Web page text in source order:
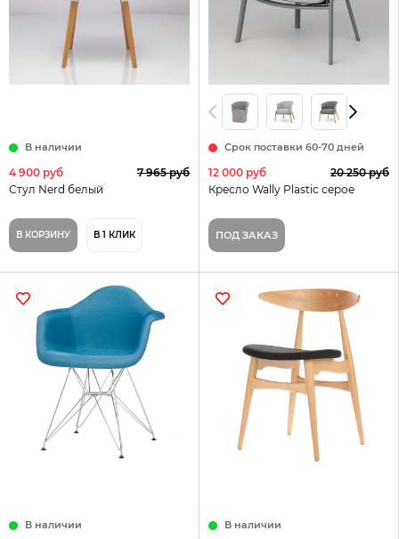
В наличии
4 900 руб
7 965 руб
Стул Nerd белый
В КОРЗИНУ В 1 КЛИК
Срок поставки 60-70 дней
12 000 руб
20 250 руб
Кресло Wally Plastic серое
ПОД ЗАКАЗ
В наличии В наличии